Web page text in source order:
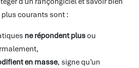
plus courants sont :
ne répondent plusou
en masse, signe qu’un